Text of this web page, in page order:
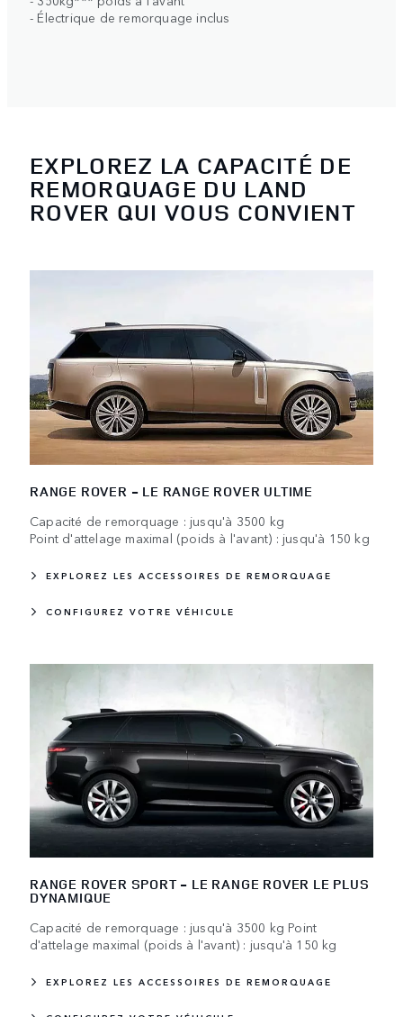
- Électrique de remorquage inclus
EXPLOREZ LA CAPACITÉ DE
REMORQUAGE DU LAND
ROVER QUI VOUS CONVIENT
RANGE ROVER - LE RANGE ROVER ULTIME
Capacité de remorquage : jusqu'à 3500 kg
Point d'attelage maximal (poids à l'avant) : jusqu'à 150 kg
EXPLOREZ LES ACCESSOIRES DE REMORQUAGE
CONFIGUREZ VOTRE VÉHICULE
RANGE ROVER SPORT - LE RANGE ROVER LE PLUS
DYNAMIQUE
Capacité de remorquage : jusqu'à 3500 kg Point
d'attelage maximal (poids à l'avant) : jusqu'à 150 kg
EXPLOREZ LES ACCESSOIRES DE REMORQUAGE